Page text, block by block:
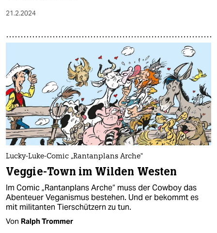
21.2.2024
Lucky-Luke-Comic „Rantanplans Arche“
Veggie-Town im Wilden Westen
Im Comic „Rantanplans Arche“ muss der Cowboy das
Abenteuer Veganismus bestehen. Und er bekommt es
mit militanten Tierschützern zu tun.
Von Ralph Trommer